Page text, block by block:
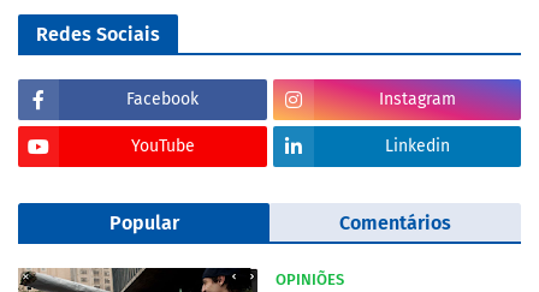
Redes Sociais
Facebook Instagram
YouTube Linkedin
Popular Comentários
OPINIÕES